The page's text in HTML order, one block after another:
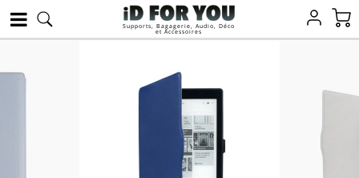
Supports, Bagagerie, Audio, Déco
et Accessoires